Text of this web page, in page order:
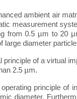
ambient air
measurement
from 0.5 µm to 20
diameter
principle of a virtual
2.5 µm.
principle
diameter.